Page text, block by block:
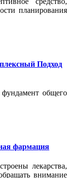
планирования
Подход
общего
фармация
лекарства,
внимание